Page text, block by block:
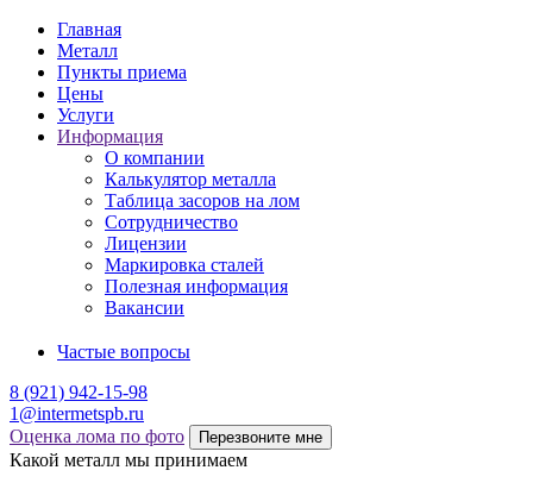
Главная
Металл
Пункты приема
Цены
Услуги
Информация
О компании
Калькулятор металла
Таблица засоров на лом
Сотрудничество
Лицензии
Маркировка сталей
Полезная информация
Вакансии
Частые вопросы
8 (921) 942-15-98
1@intermetspb.ru
Оценка лома по фото
Перезвоните мне
Какой металл мы принимаем